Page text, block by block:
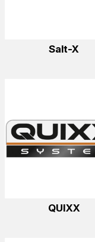
Salt-X
QUIXX